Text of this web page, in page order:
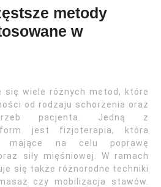
metody
w
się wiele różnych metod, które
od rodzaju schorzenia oraz
pacjenta. Jedną z
form jest fizjoterapia, która
mające na celu poprawę
siły mięśniowej. W ramach
się także różnorodne techniki
czy mobilizacja stawów.